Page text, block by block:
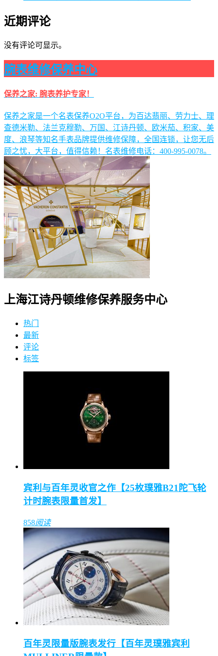
近期评论
没有评论可显示。
腕表维修保养中心
保养之家: 腕表养护专家！
保养之家是一个名表保养O2O平台，为百达翡丽、劳力士、理
查德米勒、法兰克穆勒、万国、江诗丹顿、欧米茄、积家、美
度、浪琴等知名手表品牌提供维修保障，全国连锁，让您无后
顾之忧，大平台，值得信赖！名表维修电话：400-995-0078。
上海江诗丹顿维修保养服务中心
热门
最新
评论
标签
宾利与百年灵收官之作【25枚璞雅B21陀飞轮
计时腕表限量首发】
858阅读
百年灵限量版腕表发行【百年灵璞雅宾利